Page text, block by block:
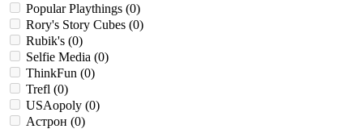
Popular Playthings (0)
Rory's Story Cubes (0)
Rubik's (0)
Selfie Media (0)
ThinkFun (0)
Trefl (0)
USAopoly (0)
Астрон (0)